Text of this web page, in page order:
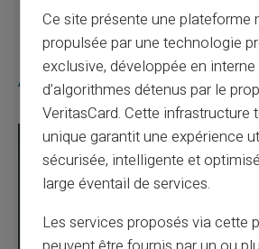
Articles similaires
Ce site présente une plateforme
propulsée par une technologie
exclusive, développée en interne
d’algorithmes détenus par le
VeritasCard. Cette infrastructure
unique garantit une expérience
sécurisée, intelligente et
large éventail de services.
Les services proposés via cette